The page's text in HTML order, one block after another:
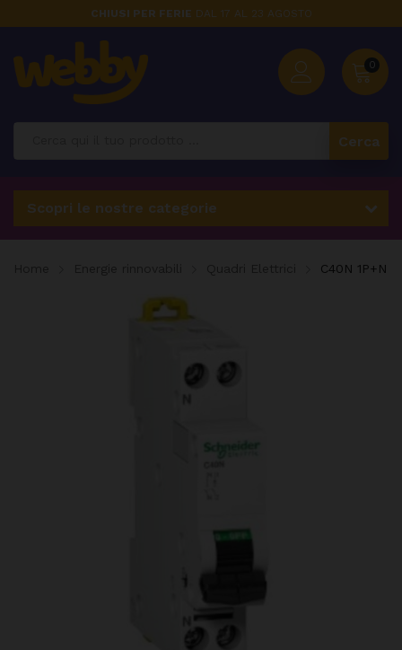
CHIUSI PER FERIE DAL 17 AL 23 AGOSTO
0
Cerca
Scopri le nostre categorie
C40N 1P+N